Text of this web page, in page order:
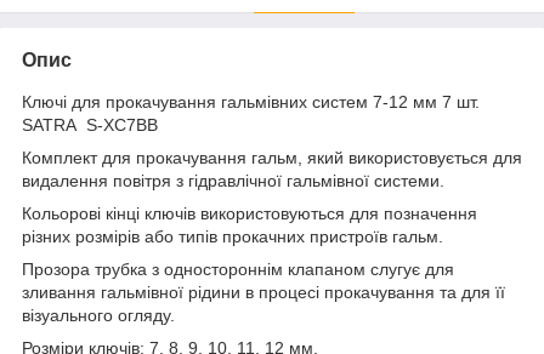
Опис
Ключі для прокачування гальмівних систем 7-12 мм 7 шт.
SATRA S-XC7BB
Комплект для прокачування гальм, який використовується для
видалення повітря з гідравлічної гальмівної системи.
Кольорові кінці ключів використовуються для позначення
різних розмірів або типів прокачних пристроїв гальм.
Прозора трубка з одностороннім клапаном слугує для
зливання гальмівної рідини в процесі прокачування та для її
візуального огляду.
Розміри ключів: 7, 8, 9, 10, 11, 12 мм.